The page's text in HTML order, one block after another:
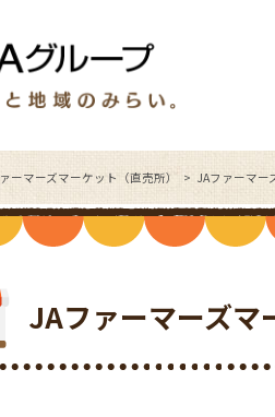
ーマーズマーケット（直売所） JAファーマー
JAファーマーズマ